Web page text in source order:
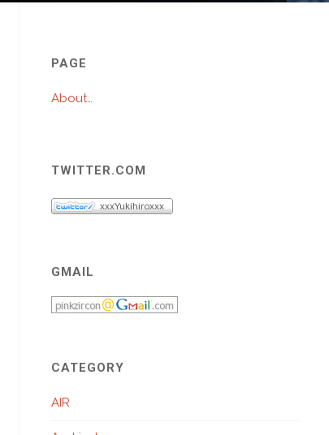
PAGE
About…
TWITTER.COM
GMAIL
CATEGORY
AIR